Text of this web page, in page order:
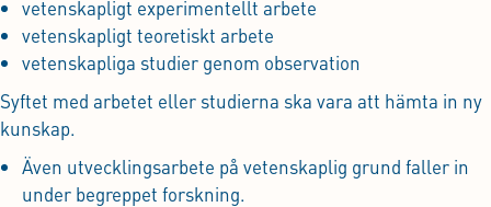
vetenskapligt experimentellt arbete
vetenskapligt teoretiskt arbete
vetenskapliga studier genom observation
Syftet med arbetet eller studierna ska vara att hämta in ny
kunskap.
Även utvecklingsarbete på vetenskaplig grund faller in
under begreppet forskning.